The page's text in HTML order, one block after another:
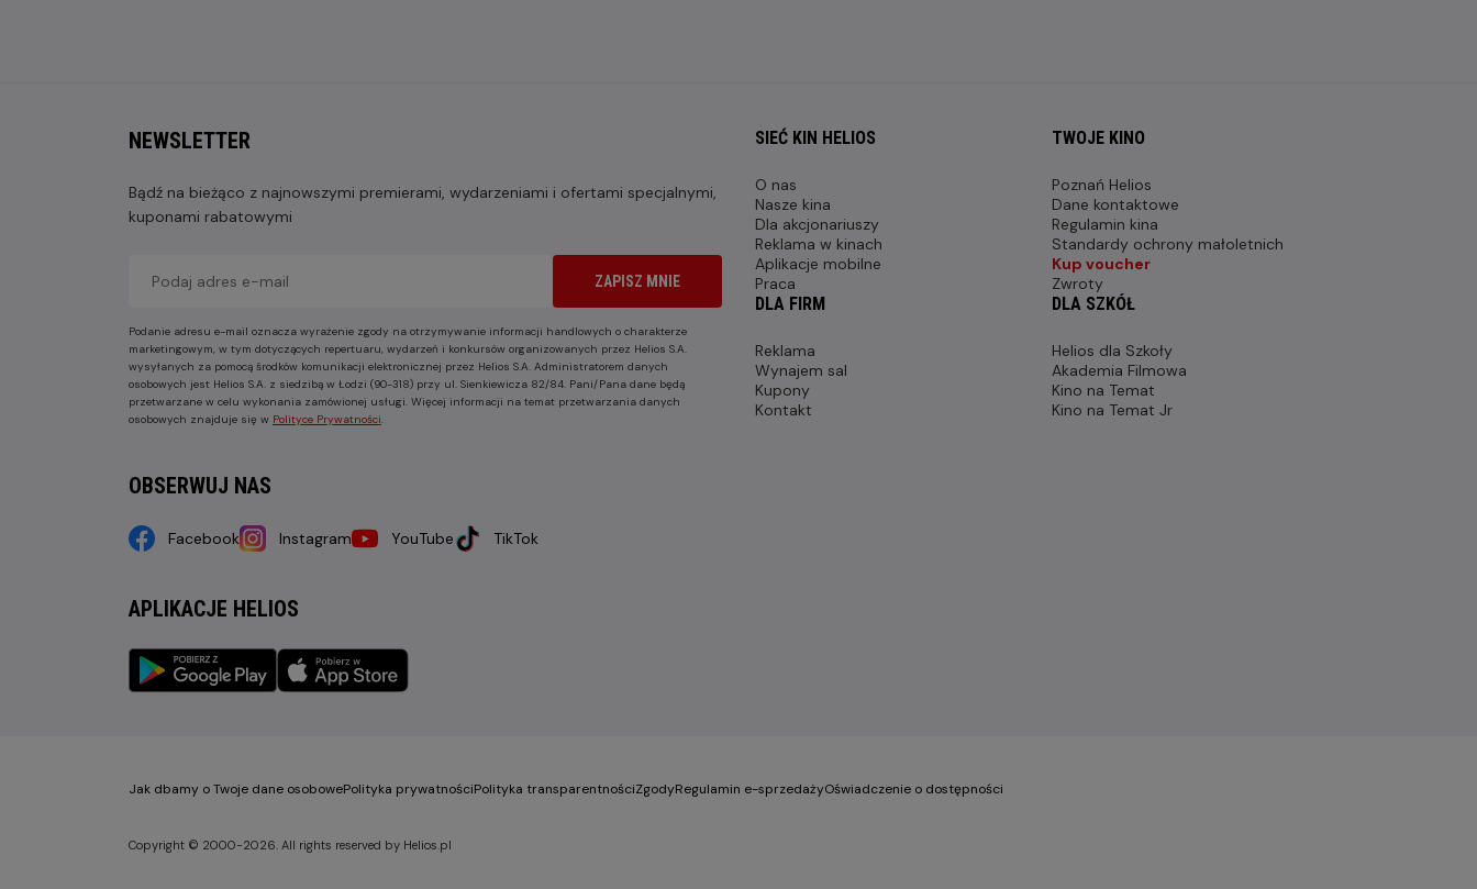
NEWSLETTER
Bądź na bieżąco z najnowszymi premierami, wydarzeniami i ofertami specjalnymi,
kuponami rabatowymi
ZAPISZ MNIE
Podanie adresu e-mail oznacza wyrażenie zgody na otrzymywanie informacji handlowych o charakterze
marketingowym, w tym dotyczących repertuaru, wydarzeń i konkursów organizowanych przez Helios S.A.
wysyłanych za pomocą środków komunikacji elektronicznej przez Helios S.A. Administratorem danych
osobowych jest Helios S.A. z siedzibą w Łodzi (90-318) przy ul. Sienkiewicza 82/84. Pani/Pana dane będą
przetwarzane w celu wykonania zamówionej usługi. Więcej informacji na temat przetwarzania danych
osobowych znajduje się w Polityce Prywatności.
OBSERWUJ NAS
Facebook Instagram YouTube TikTok
APLIKACJE HELIOS
SIEĆ KIN HELIOS
O nas
Nasze kina
Dla akcjonariuszy
Reklama w kinach
Aplikacje mobilne
Praca
TWOJE KINO
Poznań Helios
Dane kontaktowe
Regulamin kina
Standardy ochrony małoletnich
Kup voucher
Zwroty
DLA FIRM
Reklama
Wynajem sal
Kupony
Kontakt
DLA SZKÓŁ
Helios dla Szkoły
Akademia Filmowa
Kino na Temat
Kino na Temat Jr
Jak dbamy o Twoje dane osobowePolityka prywatnościPolityka transparentnościZgodyRegulamin e-sprzedażyOświadczenie o dostępności
Copyright © 2000-2026. All rights reserved by Helios.pl